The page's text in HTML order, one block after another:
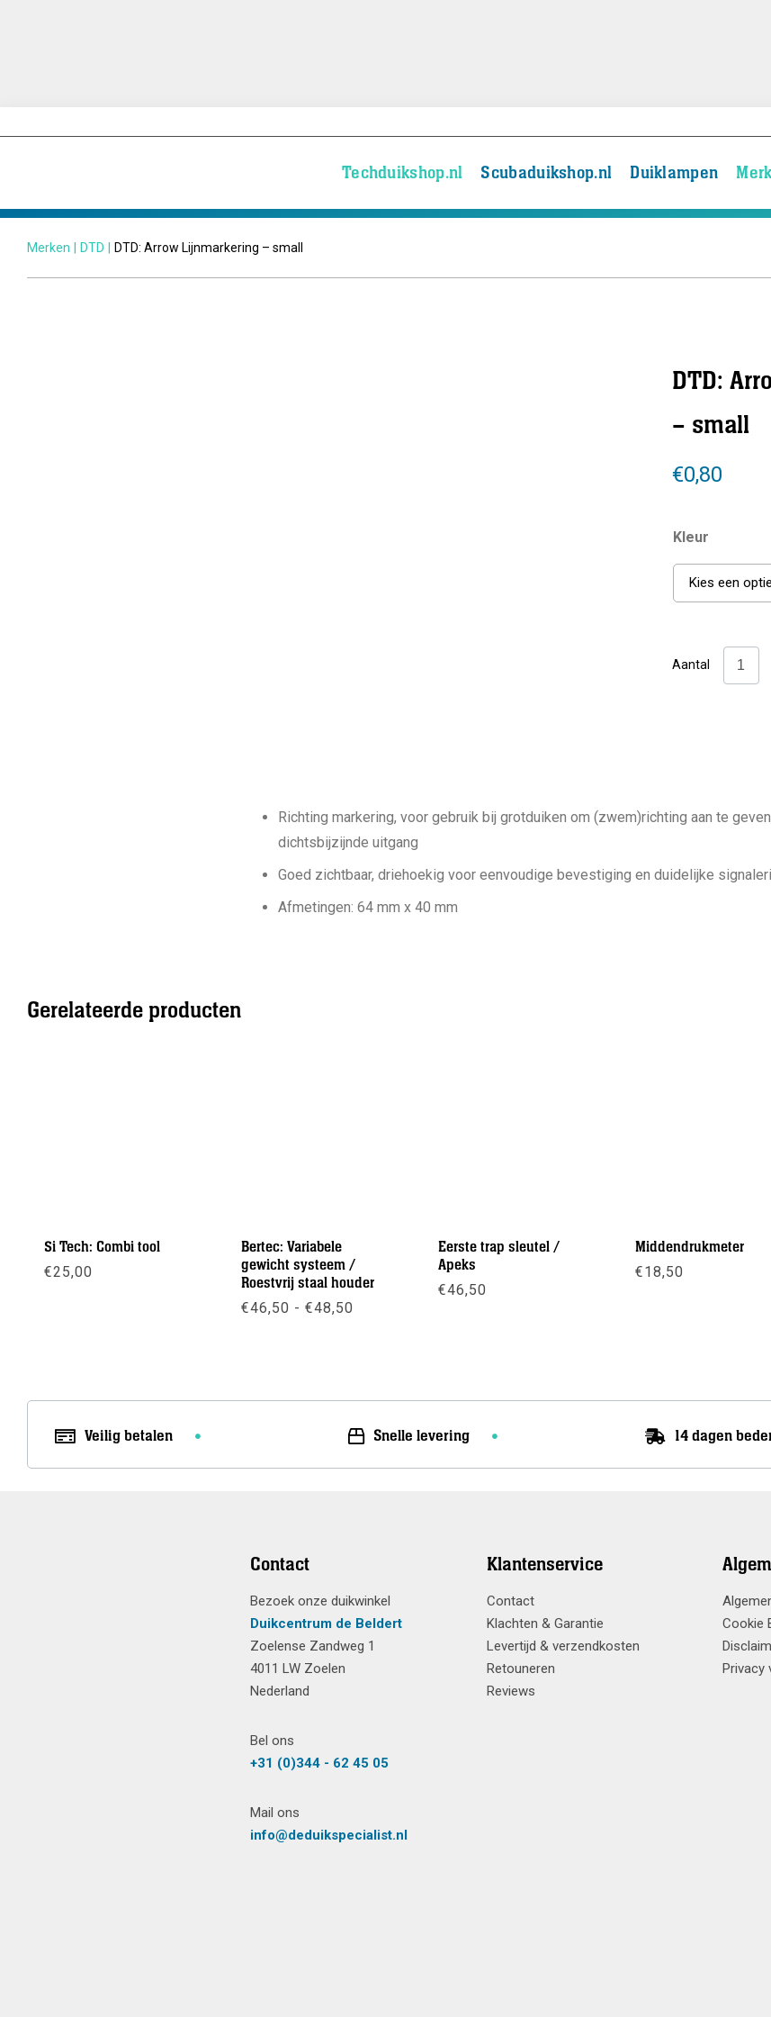
Techduikshop.nl Scubaduikshop.nl Duiklampen
Merken DTD DTD: Arrow Lijnmarkering – small
DTD:
– small
€0,80
Kleur
Kies een optie
Aantal
DTD:
Arrow
Richting markering, voor gebruik bij grotduiken om (zwem)richting aan te
dichtsbijzijnde uitgang
Goed zichtbaar, driehoekig voor eenvoudige bevestiging en duidelijke
Afmetingen: 64 mm x 40 mm
Gerelateerde producten
Si Tech: Combi tool
€25,00
Bertec: Variabele
gewicht systeem /
Roestvrij staal houder
€46,50 - €48,50
Eerste trap sleutel /
Apeks
€46,50
Middendrukmeter
€18,50
Veilig betalen Snelle levering 14 dagen
Contact
Bezoek onze duikwinkel
Duikcentrum de Beldert
Zoelense Zandweg 1
4011 LW Zoelen
Nederland
Bel ons
+31 (0)344 - 62 45 05
Mail ons
info@deduikspecialist.nl
Klantenservice
Contact
Klachten & Garantie
Levertijd & verzendkosten
Retouneren
Reviews
Cookie
Privacy